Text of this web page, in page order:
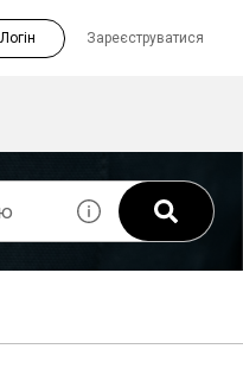
Зареєструватися
Логін